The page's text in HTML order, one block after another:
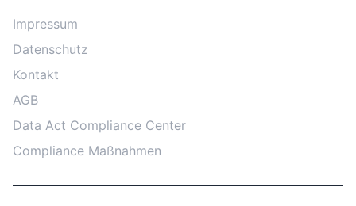
Impressum
Datenschutz
Kontakt
AGB
Data Act Compliance Center
Compliance Maßnahmen